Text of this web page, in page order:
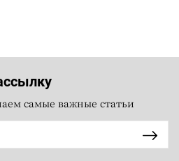
самые важные статьи